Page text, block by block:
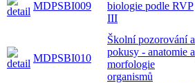
MDPSBI009
biologie podle RVP
III
MDPSBI010
Školní pozorování a
pokusy - anatomie a
morfologie
organismů